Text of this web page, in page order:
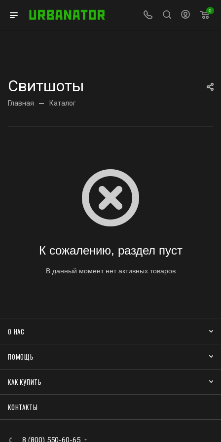
0
Свитшоты
Главная — Каталог
К сожалению, раздел пуст
В данный момент нет активных товаров
О НАС
ПОМОЩЬ
КАК КУПИТЬ
КОНТАКТЫ
8 (800) 550-60-65